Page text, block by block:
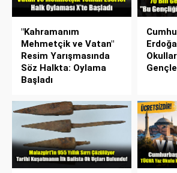
"Kahramanım
Mehmetçik ve Vatan"
Resim Yarışmasında
Söz Halkta: Oylama
Başladı